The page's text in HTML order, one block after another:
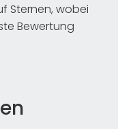
Sternen, wobei
Bewertung